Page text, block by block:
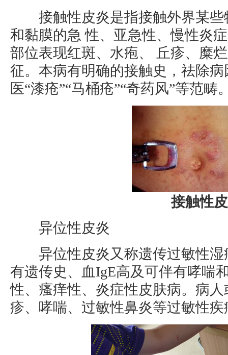
接触性皮炎是指接触外界某些
和黏膜的急 性、亚急性、慢性炎
部位表现红斑、水疱、 丘疹、糜
征。本病有明确的接触史，祛除
医“漆疮”“马桶疮”“奇药风”等范畴
接触性皮
异位性皮炎
异位性皮炎又称遗传过敏性湿
有遗传史、血IgE高及可伴有哮喘
性、瘙痒性、炎症性皮肤病。病
疹、哮喘、过敏性鼻炎等过敏性疾